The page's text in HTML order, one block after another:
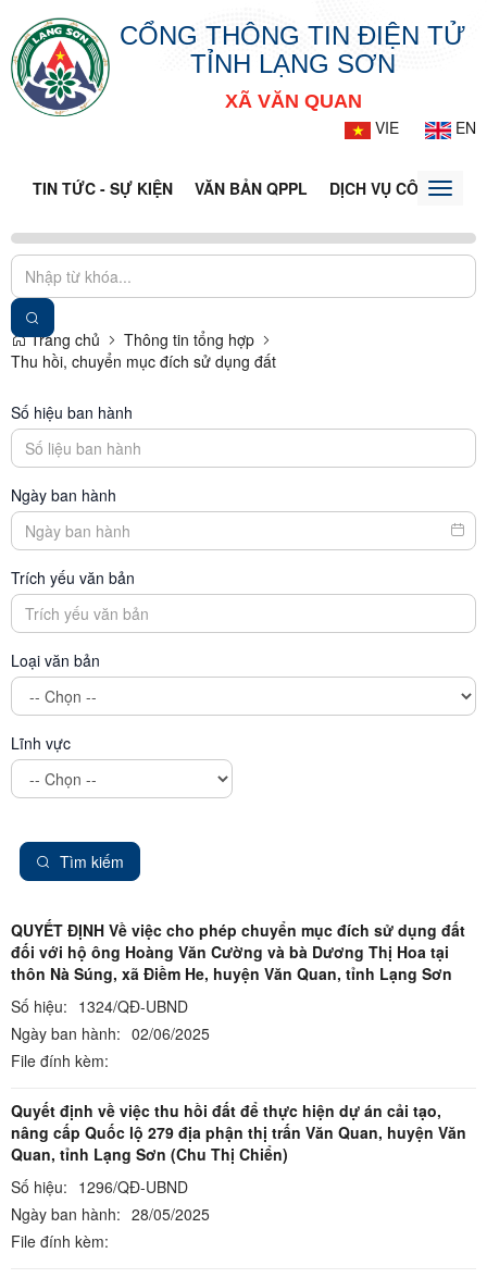
CỔNG THÔNG TIN ĐIỆN TỬ
TỈNH LẠNG SƠN
XÃ VĂN QUAN
VIE
EN
TIN TỨC - SỰ KIỆN VĂN BẢN QPPL DỊCH VỤ CÔNGToggle
Trang chủ
Thông tin tổng hợp
Thu hồi, chuyển mục đích sử dụng đất
Số hiệu ban hành
Ngày ban hành
Trích yếu văn bản
Loại văn bản
Lĩnh vực
Tìm kiếm
QUYẾT ĐỊNH Về việc cho phép chuyển mục đích sử dụng đất
đối với hộ ông Hoàng Văn Cường và bà Dương Thị Hoa tại
thôn Nà Súng, xã Điềm He, huyện Văn Quan, tỉnh Lạng Sơn
Số hiệu: 1324/QĐ-UBND
Ngày ban hành: 02/06/2025
File đính kèm:
Quyết định về việc thu hồi đất để thực hiện dự án cải tạo,
nâng cấp Quốc lộ 279 địa phận thị trấn Văn Quan, huyện Văn
Quan, tỉnh Lạng Sơn (Chu Thị Chiển)
Số hiệu: 1296/QĐ-UBND
Ngày ban hành: 28/05/2025
File đính kèm: